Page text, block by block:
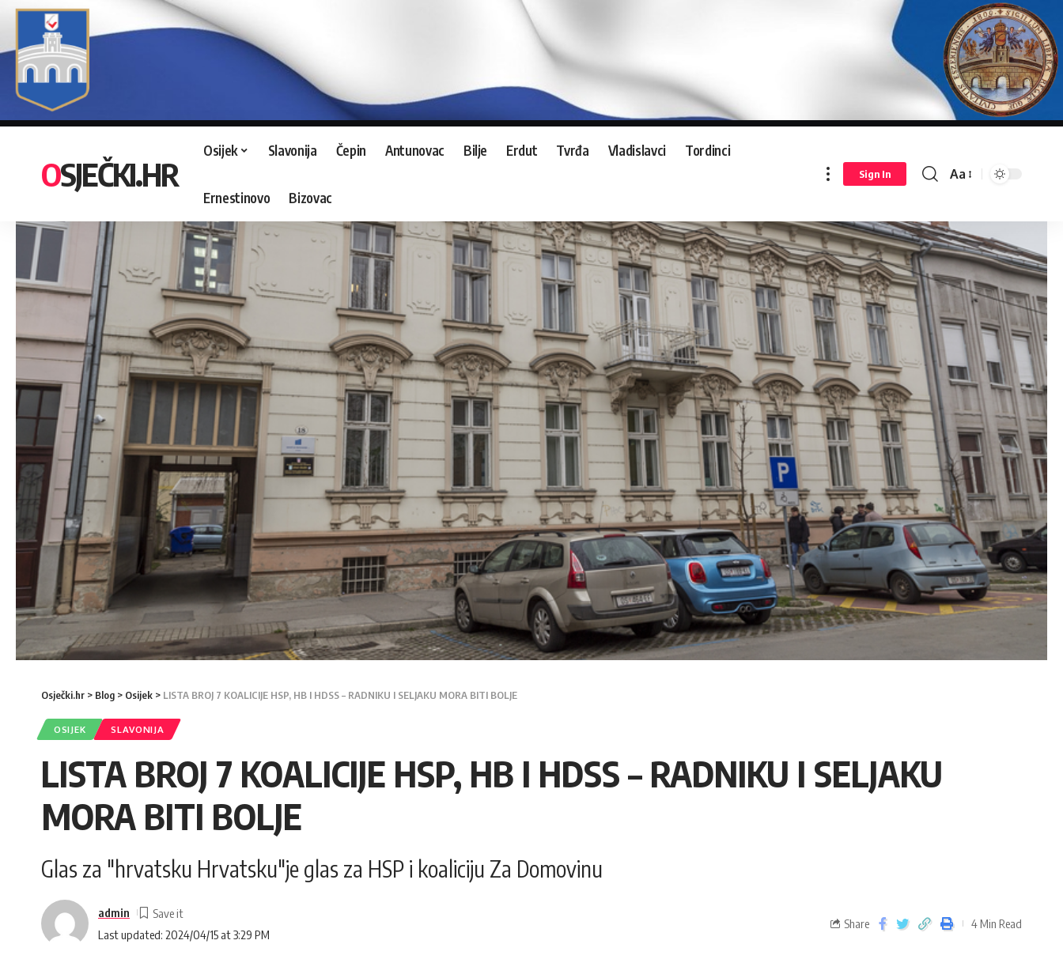
OSJEČKI.HR
Osijek Slavonija Čepin Antunovac Bilje Erdut Tvrđa Vladislavci Tordinci
Ernestinovo Bizovac
Sign In Aa
Osječki.hr > Blog > Osijek > LISTA BROJ 7 KOALICIJE HSP, HB I HDSS – RADNIKU I SELJAKU MORA BITI BOLJE
OSIJEK SLAVONIJA
LISTA BROJ 7 KOALICIJE HSP, HB I HDSS – RADNIKU I SELJAKU
MORA BITI BOLJE
Glas za "hrvatsku Hrvatsku"je glas za HSP i koaliciju Za Domovinu
Last updated: 2024/04/15 at 3:29 PM
admin
Share 4 Min Read